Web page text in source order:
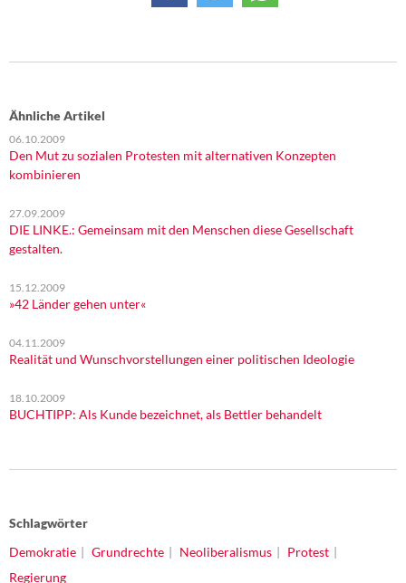
Ähnliche Artikel
06.10.2009
Den Mut zu sozialen Protesten mit alternativen Konzepten
kombinieren
27.09.2009
DIE LINKE.: Gemeinsam mit den Menschen diese Gesellschaft
gestalten.
15.12.2009
»42 Länder gehen unter«
04.11.2009
Realität und Wunschvorstellungen einer politischen Ideologie
18.10.2009
BUCHTIPP: Als Kunde bezeichnet, als Bettler behandelt
Schlagwörter
Demokratie
Grundrechte Neoliberalismus
Protest
Regierung